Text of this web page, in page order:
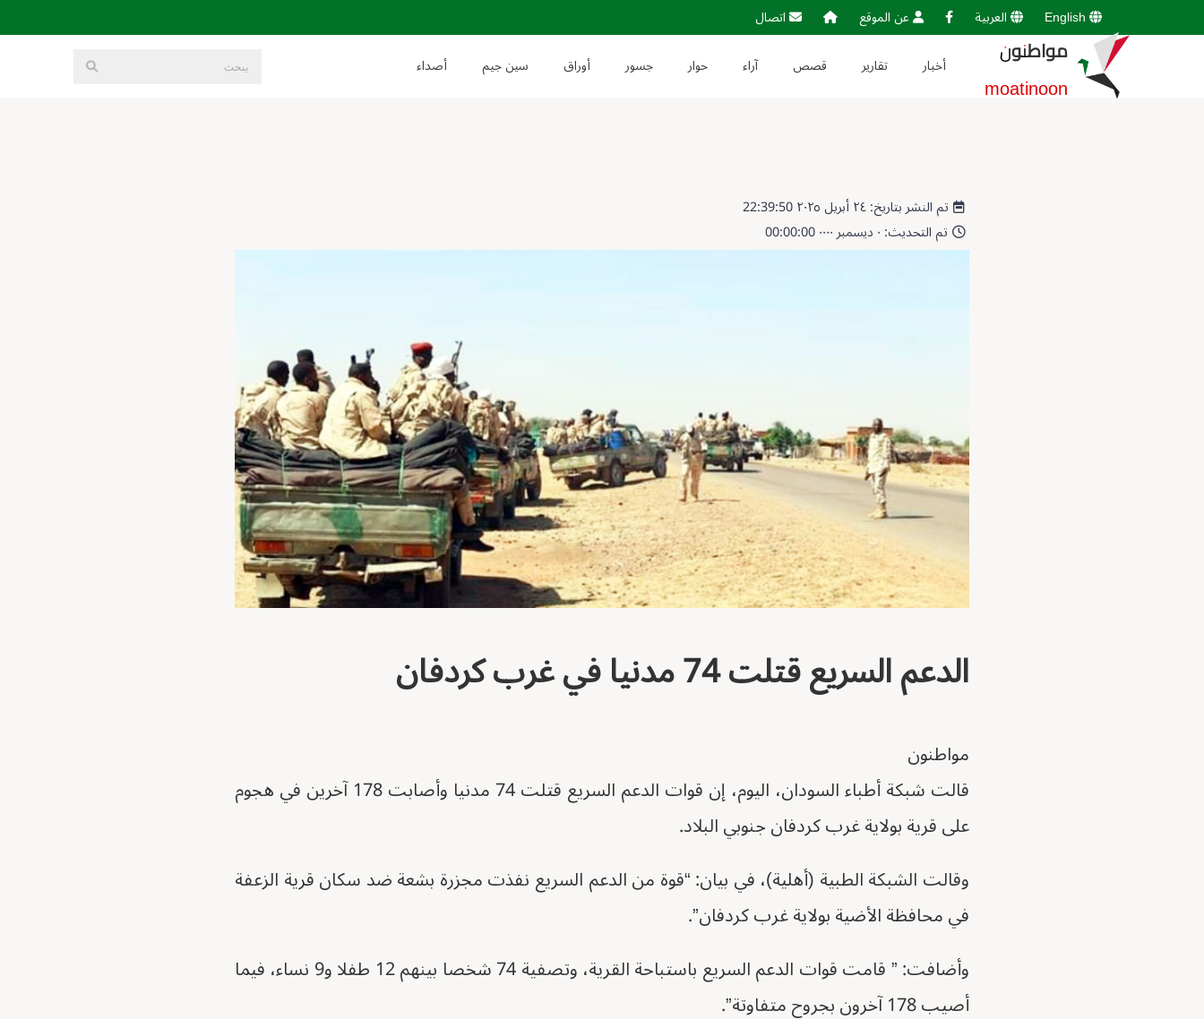
English العربية عن الموقع اتصال
مواطنون
moatinoon
أخبار تقارير قصص آراء حوار جسور أوراق سين جيم أصداء
تم النشر بتاريخ: ٢٤ أبريل ٢٠٢٥ 22:39:50
تم التحديث: ٠ ديسمبر ٠٠٠٠ 00:00:00
الدعم السريع قتلت 74 مدنيا في غرب كردفان
مواطنون
قالت شبكة أطباء السودان، اليوم، إن قوات الدعم السريع قتلت 74 مدنيا وأصابت 178 آخرين في هجوم
على قرية بولاية غرب كردفان جنوبي البلاد.
وقالت الشبكة الطبية (أهلية)، في بيان: “قوة من الدعم السريع نفذت مجزرة بشعة ضد سكان قرية الزعفة
في محافظة الأضية بولاية غرب كردفان”.
وأضافت: ” قامت قوات الدعم السريع باستباحة القرية، وتصفية 74 شخصا بينهم 12 طفلا و9 نساء، فيما
أصيب 178 آخرون بجروح متفاوتة”.